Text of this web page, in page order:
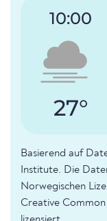
10:00
27°
Basierend auf
Institute. Die
Norwegischen
Creative